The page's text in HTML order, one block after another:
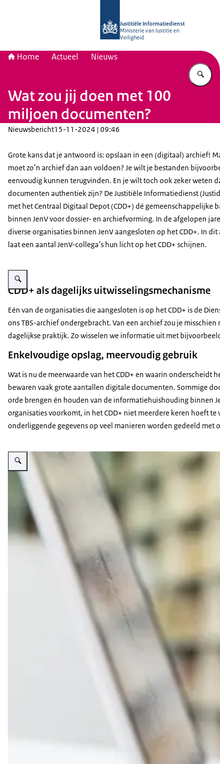
Justitiële Informatiedienst
Ministerie van Justitie en
Veiligheid
Home Actueel Nieuws
Wat zou jij doen met 100
miljoen documenten?
Nieuwsbericht15-11-2024 | 09:46
Grote kans dat je antwoord is: opslaan in een (digitaal) archief!
moet zo’n archief dan aan voldoen? Je wilt je bestanden
eenvoudig kunnen terugvinden. En je wilt toch ook zeker weten
documenten authentiek zijn? De Justitiële Informatiedienst
met het Centraal Digitaal Depot (CDD+) dé gemeenschappelijke
binnen JenV voor dossier- en archiefvorming. In de afgelopen
diverse organisaties binnen JenV aangesloten op het CDD+. In
laat een aantal JenV-collega’s hun licht op het CDD+ schijnen.
Vergroot afbeelding Achterkant van een server met kabels
CDD+ als dagelijks uitwisselingsmechanisme
Eén van de organisaties die aangesloten is op het CDD+ is de
ons TBS-archief ondergebracht. Van een archief zou je
dagelijkse praktijk. Zo wisselen we informatie uit met
Enkelvoudige opslag, meervoudig gebruik
Wat is nu de meerwaarde van het CDD+ en waarin onderscheidt
bewaren vaak grote aantallen digitale documenten. Sommige
orde brengen én houden van de informatiehuishouding binnen
organisaties voorkomt, in het CDD+ niet meerdere keren hoeft
onderliggende gegevens op veel manieren worden gedeeld met
Vergroot afbeelding Handen typend op een toetsenbord van een laptop